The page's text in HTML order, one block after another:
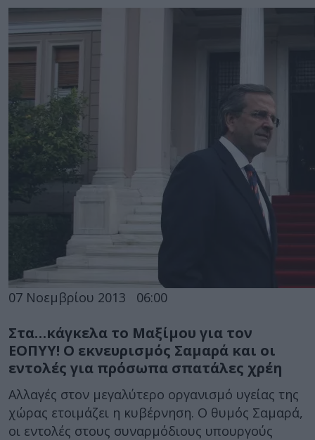
07 Νοεμβρίου 2013 06:00
Στα…κάγκελα το Μαξίμου για τον
ΕΟΠΥΥ! Ο εκνευρισμός Σαμαρά και οι
εντολές για πρόσωπα σπατάλες χρέη
Αλλαγές στον μεγαλύτερο οργανισμό υγείας της
χώρας ετοιμάζει η κυβέρνηση. Ο θυμός Σαμαρά,
οι εντολές στους συναρμόδιους υπουργούς